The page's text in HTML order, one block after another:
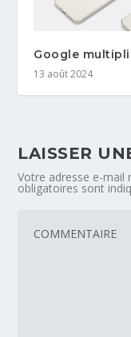
Google
13 août 2024
LAISSER
Votre adresse e-mail
obligatoires sont